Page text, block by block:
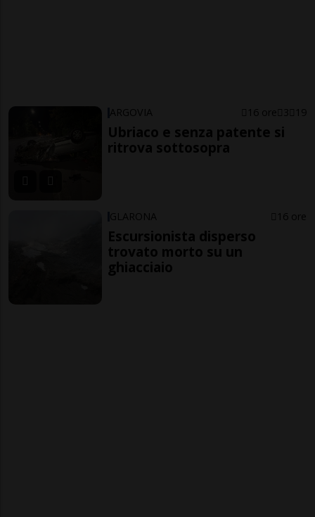
ARGOVIA 16 ore 3 19
Ubriaco e senza patente si
ritrova sottosopra
GLARONA 16 ore
Escursionista disperso
trovato morto su un
ghiacciaio